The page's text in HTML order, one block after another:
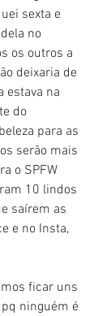
sexta e
no
os outros a
deixaria de
estava na
do
para as
serão mais
o SPFW
10 lindos
saírem as
e no Insta,
ficar uns
ninguém é